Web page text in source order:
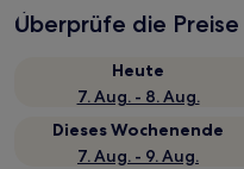
Überprüfe die
Heute
7. Aug. - 8. Aug.
Dieses Wochenende
7. Aug. - 9. Aug.